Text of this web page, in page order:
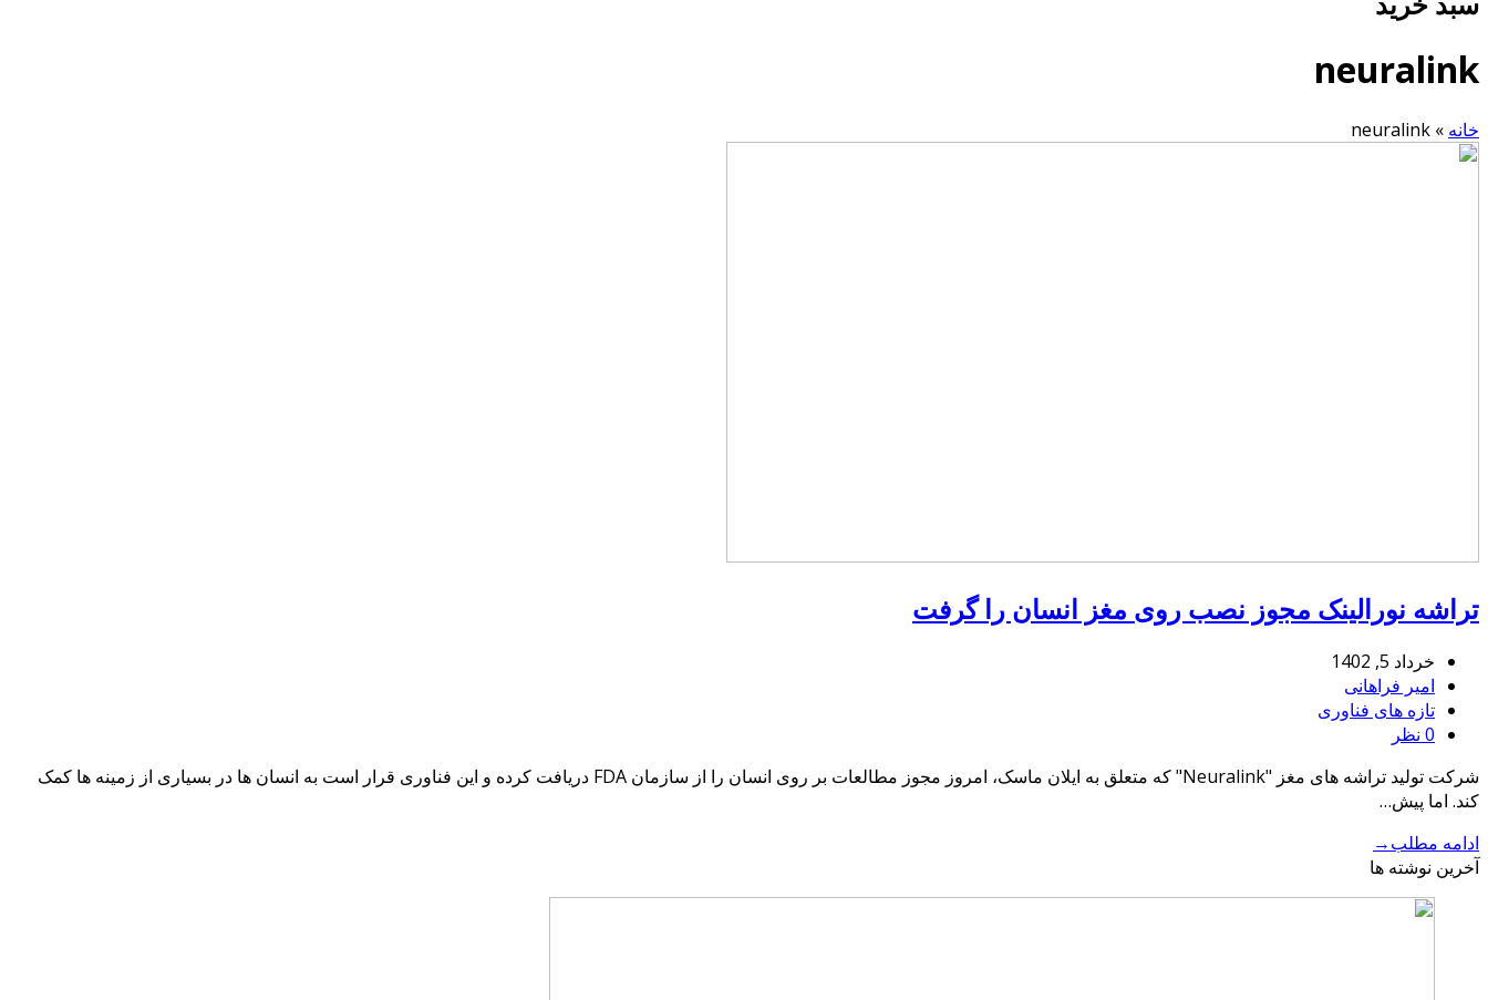
neuralink
خانه »
neuralink
تراشه نورالینک مجوز نصب روی مغز انسان را گرفت
خرداد 5, 1402
امیر فراهانی
تازه های فناوری
0 نظر
شرکت تولید تراشه های مغز "Neuralink" که متعلق به ایلان ماسک، امروز مجوز مطالعات بر روی انسان را از سازمان FDA دریافت کرده و این فناوری قرار است به انسان ها در بسیاری از زمینه ها کمک
کند. اما پیش…
ادامه مطلب→
آخرین نوشته ها